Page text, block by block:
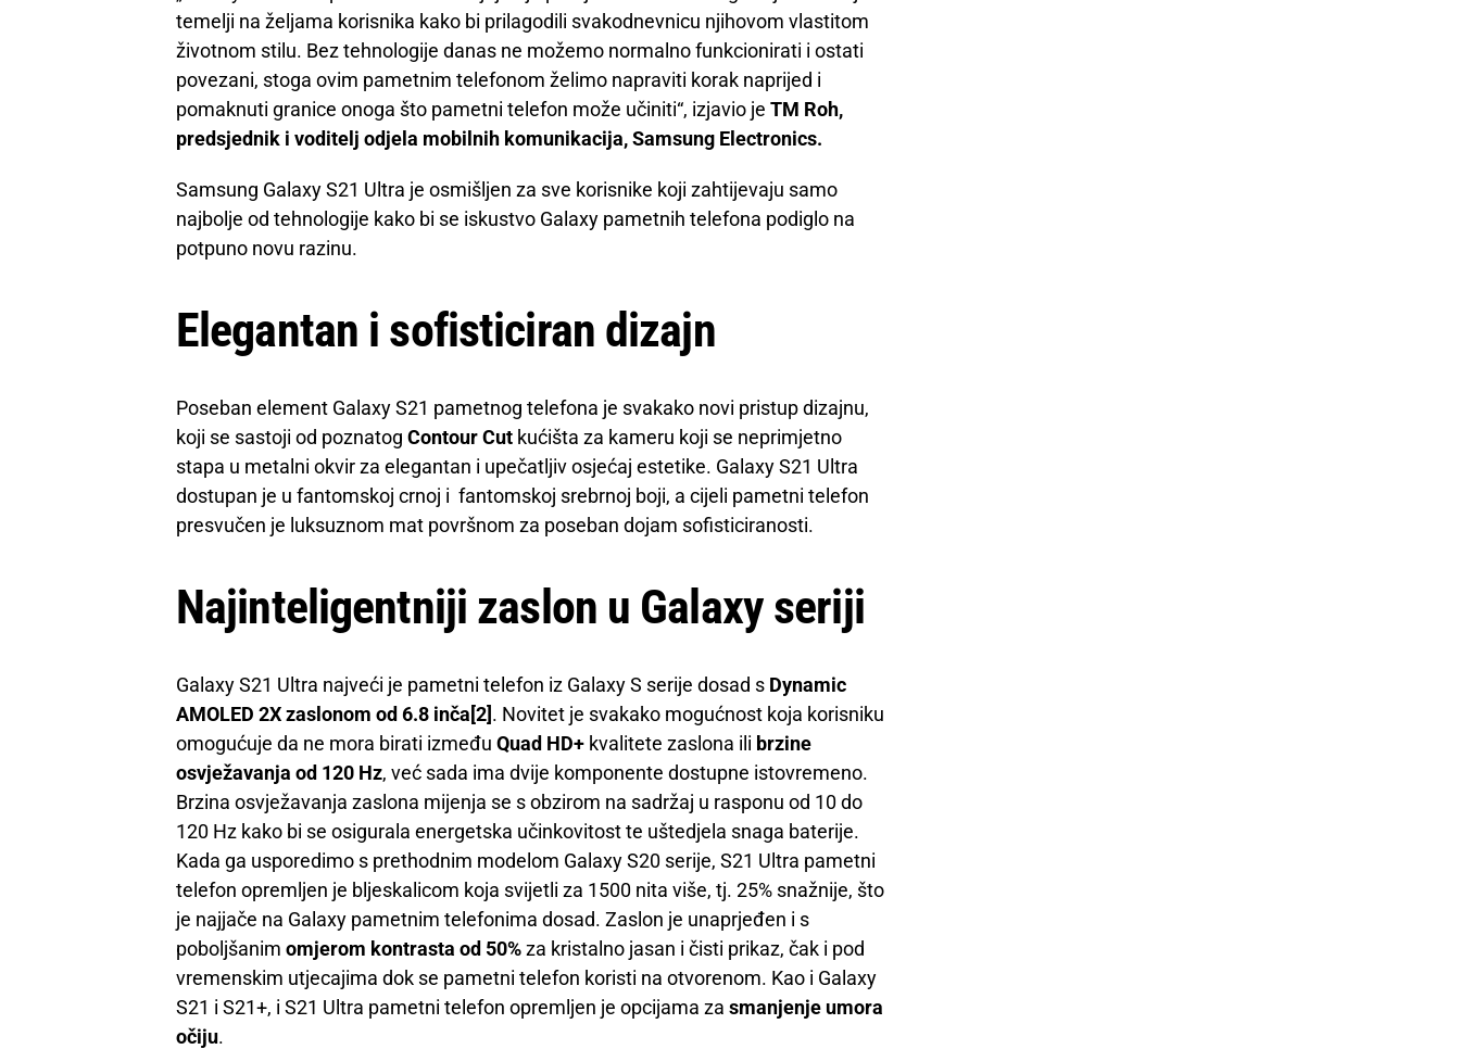
temelji na željama korisnika kako bi prilagodili svakodnevnicu njihovom vlastitom
životnom stilu. Bez tehnologije danas ne možemo normalno funkcionirati i ostati
povezani, stoga ovim pametnim telefonom želimo napraviti korak naprijed i
pomaknuti granice onoga što pametni telefon može učiniti“, izjavio je TM Roh,
predsjednik i voditelj odjela mobilnih komunikacija, Samsung Electronics.
Samsung Galaxy S21 Ultra je osmišljen za sve korisnike koji zahtijevaju samo
najbolje od tehnologije kako bi se iskustvo Galaxy pametnih telefona podiglo na
potpuno novu razinu.
Elegantan i sofisticiran dizajn
Poseban element Galaxy S21 pametnog telefona je svakako novi pristup dizajnu,
koji se sastoji od poznatog Contour Cut kućišta za kameru koji se neprimjetno
stapa u metalni okvir za elegantan i upečatljiv osjećaj estetike. Galaxy S21 Ultra
dostupan je u fantomskoj crnoj i fantomskoj srebrnoj boji, a cijeli pametni telefon
presvučen je luksuznom mat površnom za poseban dojam sofisticiranosti.
Najinteligentniji zaslon u Galaxy seriji
Galaxy S21 Ultra najveći je pametni telefon iz Galaxy S serije dosad s Dynamic
AMOLED 2X zaslonom od 6.8 inča[2]. Novitet je svakako mogućnost koja korisniku
omogućuje da ne mora birati između Quad HD+ kvalitete zaslona ili brzine
osvježavanja od 120 Hz, već sada ima dvije komponente dostupne istovremeno.
Brzina osvježavanja zaslona mijenja se s obzirom na sadržaj u rasponu od 10 do
120 Hz kako bi se osigurala energetska učinkovitost te uštedjela snaga baterije.
Kada ga usporedimo s prethodnim modelom Galaxy S20 serije, S21 Ultra pametni
telefon opremljen je bljeskalicom koja svijetli za 1500 nita više, tj. 25% snažnije, što
je najjače na Galaxy pametnim telefonima dosad. Zaslon je unaprjeđen i s
poboljšanim omjerom kontrasta od 50%za kristalno jasan i čisti prikaz, čak i pod
vremenskim utjecajima dok se pametni telefon koristi na otvorenom. Kao i Galaxy
S21 i S21+, i S21 Ultra pametni telefon opremljen je opcijama za smanjenje umora
očiju.